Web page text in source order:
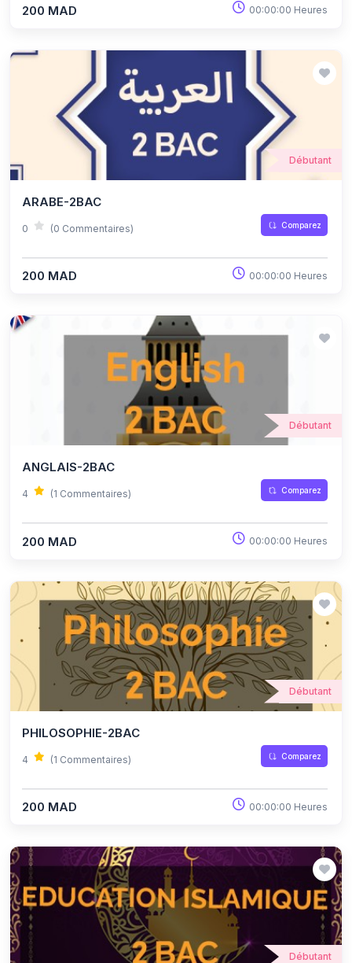
200 MAD 00:00:00 Heures
Débutant
ARABE-2BAC
0 (0 Commentaires) Comparez
200 MAD 00:00:00 Heures
Débutant
ANGLAIS-2BAC
4 (1 Commentaires) Comparez
200 MAD 00:00:00 Heures
Débutant
PHILOSOPHIE-2BAC
4 (1 Commentaires) Comparez
200 MAD 00:00:00 Heures
Débutant